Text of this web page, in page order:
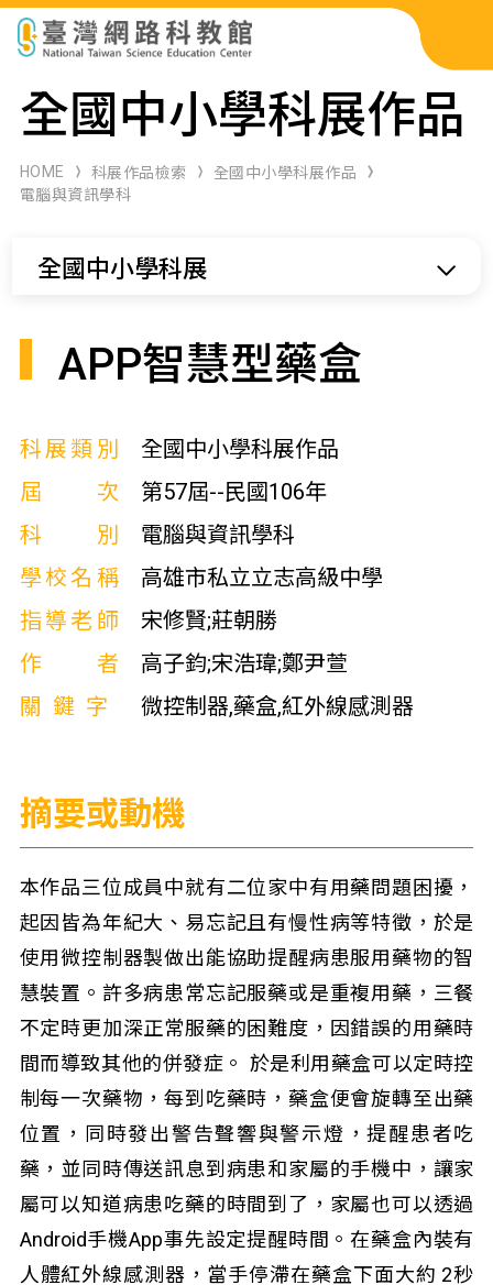
科展作品檢索
科學研習月刊
全國中小學科展作品
HOME 科展作品檢索
全國中小學科展作品
電腦與資訊學科
全國中小學科展
APP智慧型藥盒
科展類別
全國中小學科展作品
屆次
第57屆--民國106年
科別
電腦與資訊學科
學校名稱
高雄市私立立志高級中學
指導老師
宋修賢;莊朝勝
作者
高子鈞;宋浩瑋;鄭尹萱
關鍵字
微控制器,藥盒,紅外線感測器
摘要或動機
本作品三位成員中就有二位家中有用藥問題困擾，
起因皆為年紀大、易忘記且有慢性病等特徵，於是
使用微控制器製做出能協助提醒病患服用藥物的智
慧裝置。許多病患常忘記服藥或是重複用藥，三餐
不定時更加深正常服藥的困難度，因錯誤的用藥時
間而導致其他的併發症。 於是利用藥盒可以定時控
制每一次藥物，每到吃藥時，藥盒便會旋轉至出藥
位置，同時發出警告聲響與警示燈，提醒患者吃
藥，並同時傳送訊息到病患和家屬的手機中，讓家
屬可以知道病患吃藥的時間到了，家屬也可以透過
Android手機App事先設定提醒時間。在藥盒內裝有
人體紅外線感測器，當手停滯在藥盒下面大約 2秒